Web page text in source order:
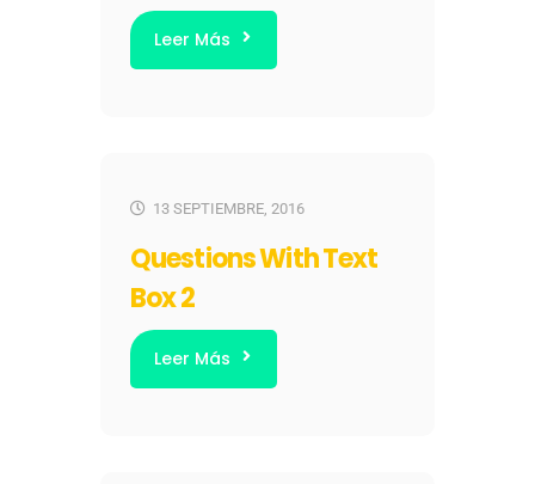
Leer Más
13 SEPTIEMBRE, 2016
Questions With Text
Box 2
Leer Más